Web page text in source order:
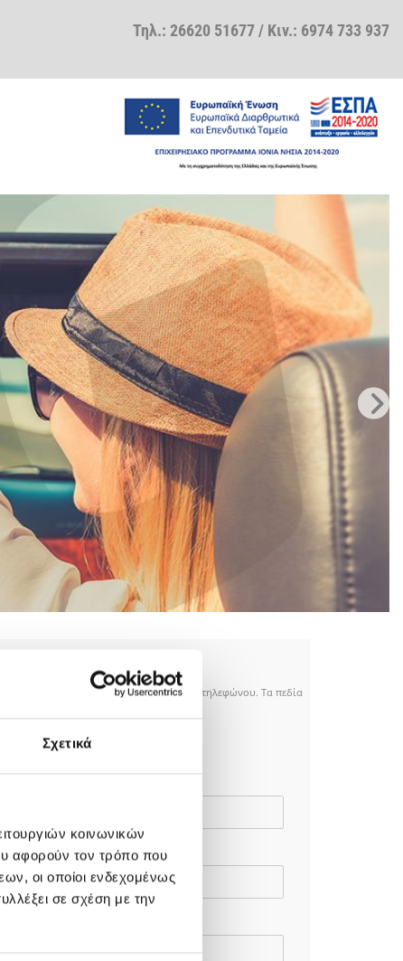
Σχετικά
κοινωνικών
αφορούν τον τρόπο που
οι οποίοι ενδεχομένως
σε σχέση με την
Τηλ.: 26620 51677/ Κιν.: 6974 733 937
μέσω ηλεκτρονικού ταχυδρομείου ή τηλεφώνου. Τα πεδία
Ώρα επιστροφής*